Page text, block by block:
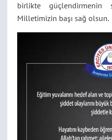
birlikte güçlendirmenin
Milletimizin başı sağ olsun.